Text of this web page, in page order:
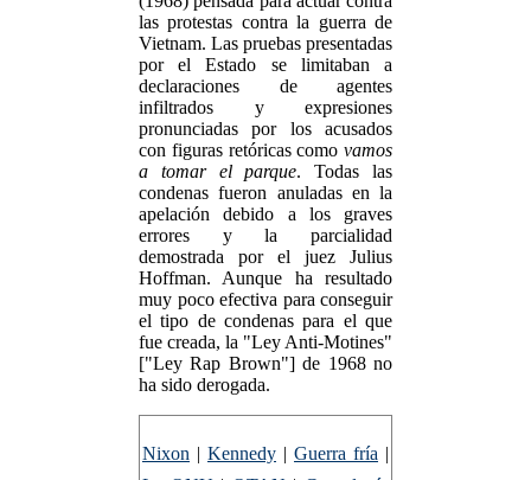
las protestas contra la guerra de
Vietnam. Las pruebas presentadas
por el Estado se limitaban a
declaraciones de agentes
infiltrados y expresiones
pronunciadas por los acusados
con figuras retóricas como vamos
a tomar el parque. Todas las
condenas fueron anuladas en la
apelación debido a los graves
errores y la parcialidad
demostrada por el juez Julius
Hoffman. Aunque ha resultado
muy poco efectiva para conseguir
el tipo de condenas para el que
fue creada, la "Ley Anti-Motines"
["Ley Rap Brown"] de 1968 no
ha sido derogada.
Nixon | Kennedy | Guerra fría |